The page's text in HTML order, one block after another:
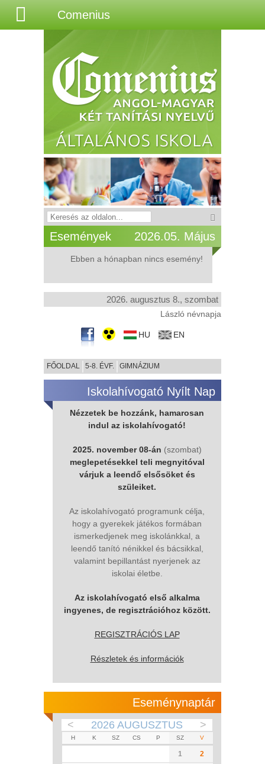
Comenius
Események 2026.05. Május
Ebben a hónapban nincs esemény!
2026. augusztus 8., szombat
László névnapja
HU EN
FŐOLDAL 5-8. ÉVF. GIMNÁZIUM
Iskolahívogató Nyílt Nap
Nézzetek be hozzánk, hamarosan
indul az iskolahívogató!
2025. november 08-án (szombat)
meglepetésekkel teli megnyitóval
várjuk a leendő elsősöket és
szüleiket.
Az iskolahívogató programunk célja,
hogy a gyerekek játékos formában
ismerkedjenek meg iskolánkkal, a
leendő tanító nénikkel és bácsikkal,
valamint bepillantást nyerjenek az
iskolai életbe.
Az iskolahívogató első alkalma
ingyenes, de regisztrációhoz között.
REGISZTRÁCIÓS LAP
Részletek és információk
Eseménynaptár
< 2026 AUGUSZTUS >
H K SZ CS P SZ V
1 2